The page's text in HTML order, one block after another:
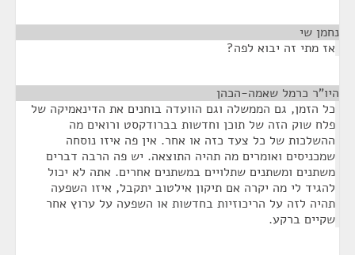
נחמן שי
אז מתי זה יבוא לפה?
היו"ר כרמל שאמה-הכהן
כל הזמן, גם הממשלה וגם הוועדה בוחנים את הדינאמיקה של
פלח שוק הזה של תוכן וחדשות בברודקסט ורואים מה
ההשלכות של כל צעד כזה או אחר. אין פה איזו נוסחה
שמכניסים ואומרים מה תהיה התוצאה. יש פה הרבה דברים
משתנים ומשתנים שתלויים במשתנים אחרים. אתה לא יכול
להגיד לי מה יקרה אם תיקון אילטוב יתקבל, איזו השפעה
תהיה לזה על הריכוזיות בחדשות או השפעה על ערוץ אחר
שקיים ברקע.